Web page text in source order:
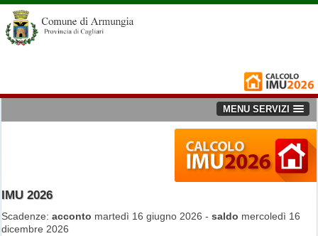
MENU SERVIZI
IMU 2026
Scadenze: acconto martedì 16 giugno 2026 - saldo mercoledì 16
dicembre 2026